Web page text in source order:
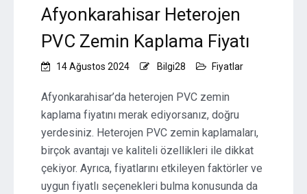
Afyonkarahisar Heterojen
PVC Zemin Kaplama Fiyatı
14 Ağustos 2024 Bilgi28 Fiyatlar
Afyonkarahisar’da heterojen PVC zemin
kaplama fiyatını merak ediyorsanız, doğru
yerdesiniz. Heterojen PVC zemin kaplamaları,
birçok avantajı ve kaliteli özellikleri ile dikkat
çekiyor. Ayrıca, fiyatlarını etkileyen faktörler ve
uygun fiyatlı seçenekleri bulma konusunda da